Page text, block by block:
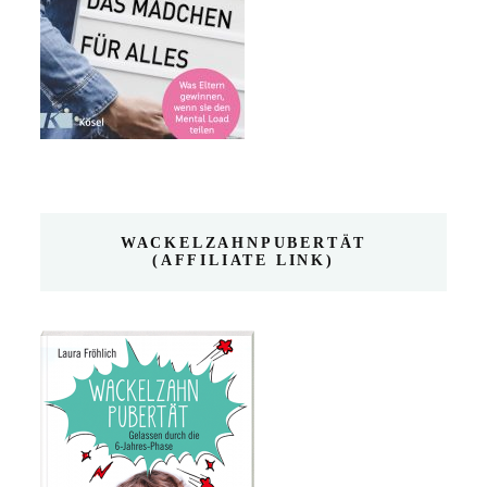
WACKELZAHNPUBERTÄT
(AFFILIATE LINK)